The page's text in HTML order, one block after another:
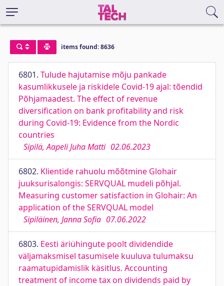
items found: 8636
6801. Tulude hajutamise mõju pankade
kasumlikkusele ja riskidele Covid-19 ajal: tõendid
Põhjamaadest. The effect of revenue
diversification on bank profitability and risk
during Covid-19: Evidence from the Nordic
countries
Sipilä, Aapeli Juha Matti 02.06.2023
6802. Klientide rahuolu mõõtmine Glohair
juuksurisalongis: SERVQUAL mudeli põhjal.
Measuring customer satisfaction in Glohair: An
application of the SERVQUAL model
Sipiläinen, Janna Sofia 07.06.2022
6803. Eesti äriühingute poolt dividendide
väljamaksmisel tasumisele kuuluva tulumaksu
raamatupidamislik käsitlus. Accounting
treatment of income tax on dividends paid by